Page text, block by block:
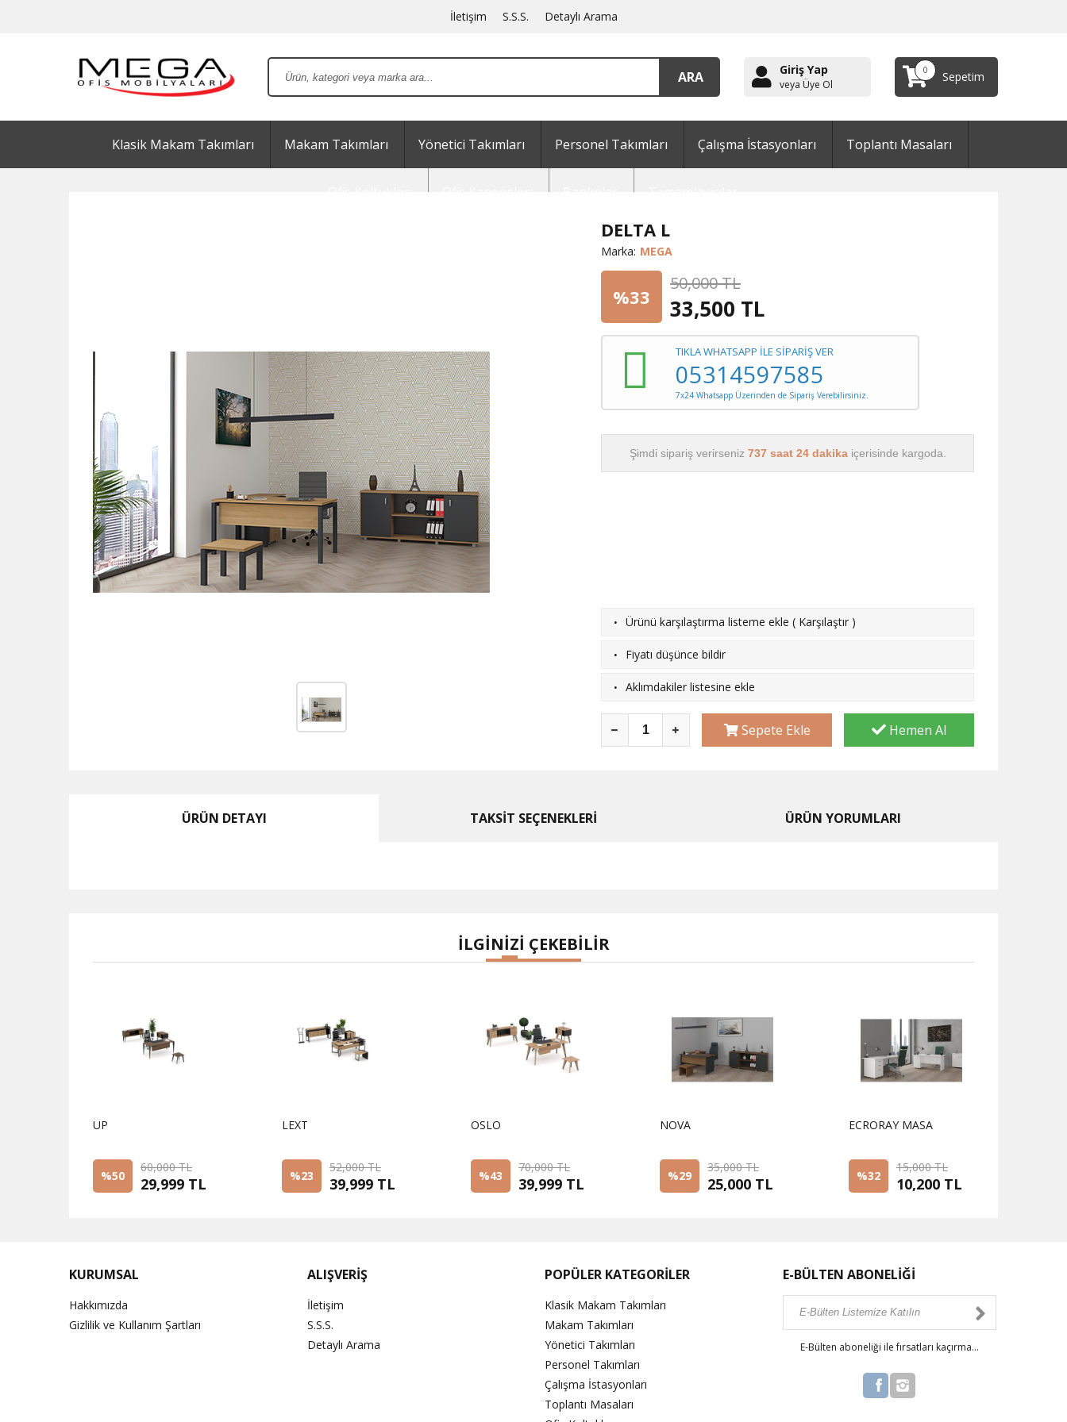
İletişim S.S.S. Detaylı Arama
Giriş Yap
veya Üye Ol
0 Sepetim
Klasik Makam Takımları Makam Takımları Yönetici Takımları Personel Takımları Çalışma İstasyonları Toplantı Masaları
DELTA L
Marka: MEGA
%33
50,000 TL
33,500 TL
TIKLA WHATSAPP İLE SİPARİŞ VER
05314597585
7x24 Whatsapp Üzerinden de Sipariş Verebilirsiniz.
Şimdi sipariş verirseniz 737 saat 24 dakika içerisinde kargoda.
· Ürünü karşılaştırma listeme ekle ( Karşılaştır )
· Fiyatı düşünce bildir
· Aklımdakiler listesine ekle
Sepete Ekle Hemen Al
ÜRÜN DETAYI TAKSİT SEÇENEKLERİ ÜRÜN YORUMLARI
İLGİNİZİ ÇEKEBİLİR
UP
%50
60,000 TL
29,999 TL
LEXT
%23
52,000 TL
39,999 TL
OSLO
%43
70,000 TL
39,999 TL
NOVA
%29
35,000 TL
25,000 TL
ECRORAY MASA
%32
15,000 TL
10,200 TL
KURUMSAL
Hakkımızda
Gizlilik ve Kullanım Şartları
ALIŞVERİŞ
İletişim
S.S.S.
Detaylı Arama
POPÜLER KATEGORİLER
Klasik Makam Takımları
Makam Takımları
Yönetici Takımları
Personel Takımları
Çalışma İstasyonları
Toplantı Masaları
E-BÜLTEN ABONELİĞİ
E-Bülten aboneliği ile fırsatları kaçırma...